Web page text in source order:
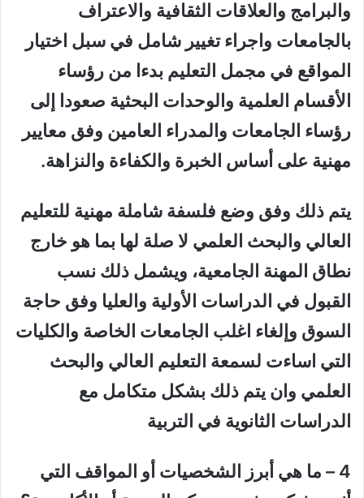
والبرامج والعلاقات الثقافية والاعتراف
بالجامعات واجراء تغيير شامل في سبل اختيار
المواقع في مجمل التعليم بدءا من رؤساء
الأقسام العلمية والوحدات البحثية صعودا إلى
رؤساء الجامعات والمدراء العامين وفق معايير
مهنية على أساس الخبرة والكفاءة والنزاهة.
يتم ذلك وفق وضع فلسفة شاملة مهنية للتعليم
العالي والبحث العلمي لا صلة لها بما هو خارج
نطاق المهنة الجامعية، ويشمل ذلك نسب
القبول في الدراسات الأولية والعليا وفق حاجة
السوق وإلغاء اغلب الجامعات الخاصة والكليات
التي اساءت لسمعة التعليم العالي والبحث
العلمي وان يتم ذلك بشكل متكامل مع
الدراسات الثانوية في التربية
4
– ما هي أبرز الشخصيات أو المواقف التي